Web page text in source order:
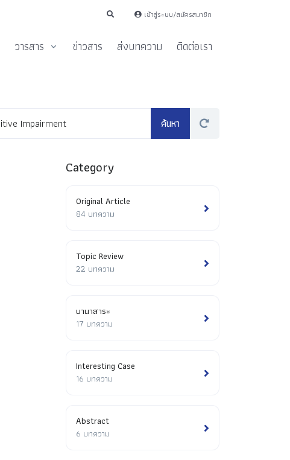
เข้าสู่ระบบ/สมัครสมาชิก
วารสาร ข่าวสาร ส่งบทความ ติดต่อเรา
Category
Original Article
84 บทความ
Topic Review
22 บทความ
นานาสาระ
17 บทความ
Interesting Case
16 บทความ
Abstract
6 บทความ